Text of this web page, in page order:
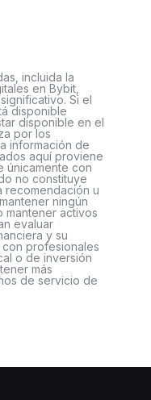
incluida la
en Bybit,
Si el
disponible
disponible en el
por los
información de
aquí proviene
únicamente con
no constituye
recomendación u
ningún
mantener activos
evaluar
y su
profesionales
o de inversión
más
de servicio de